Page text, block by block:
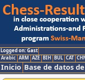
Logged on: Gast
Arabic ARM AZE BIH BUL CAT
Inicio Base de datos